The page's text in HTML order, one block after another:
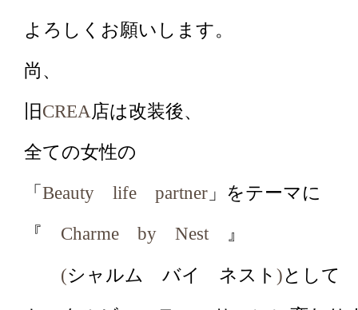
よろしくお願いします。
尚、
旧 CREA店は改装後、
全ての女性の
「 Beauty life partner 」をテーマに
『 Charme by Nest 』
(シャルム バイ ネスト ) として